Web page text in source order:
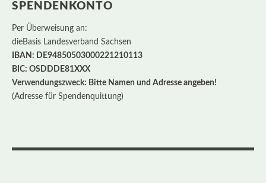
SPENDENKONTO
Per Überweisung an:
dieBasis Landesverband Sachsen
IBAN: DE94850503000221210113
BIC: OSDDDE81XXX
Verwendungszweck: Bitte Namen und Adresse angeben!
(Adresse für Spendenquittung)